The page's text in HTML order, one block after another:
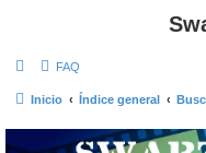
FAQ
Inicio Índice general